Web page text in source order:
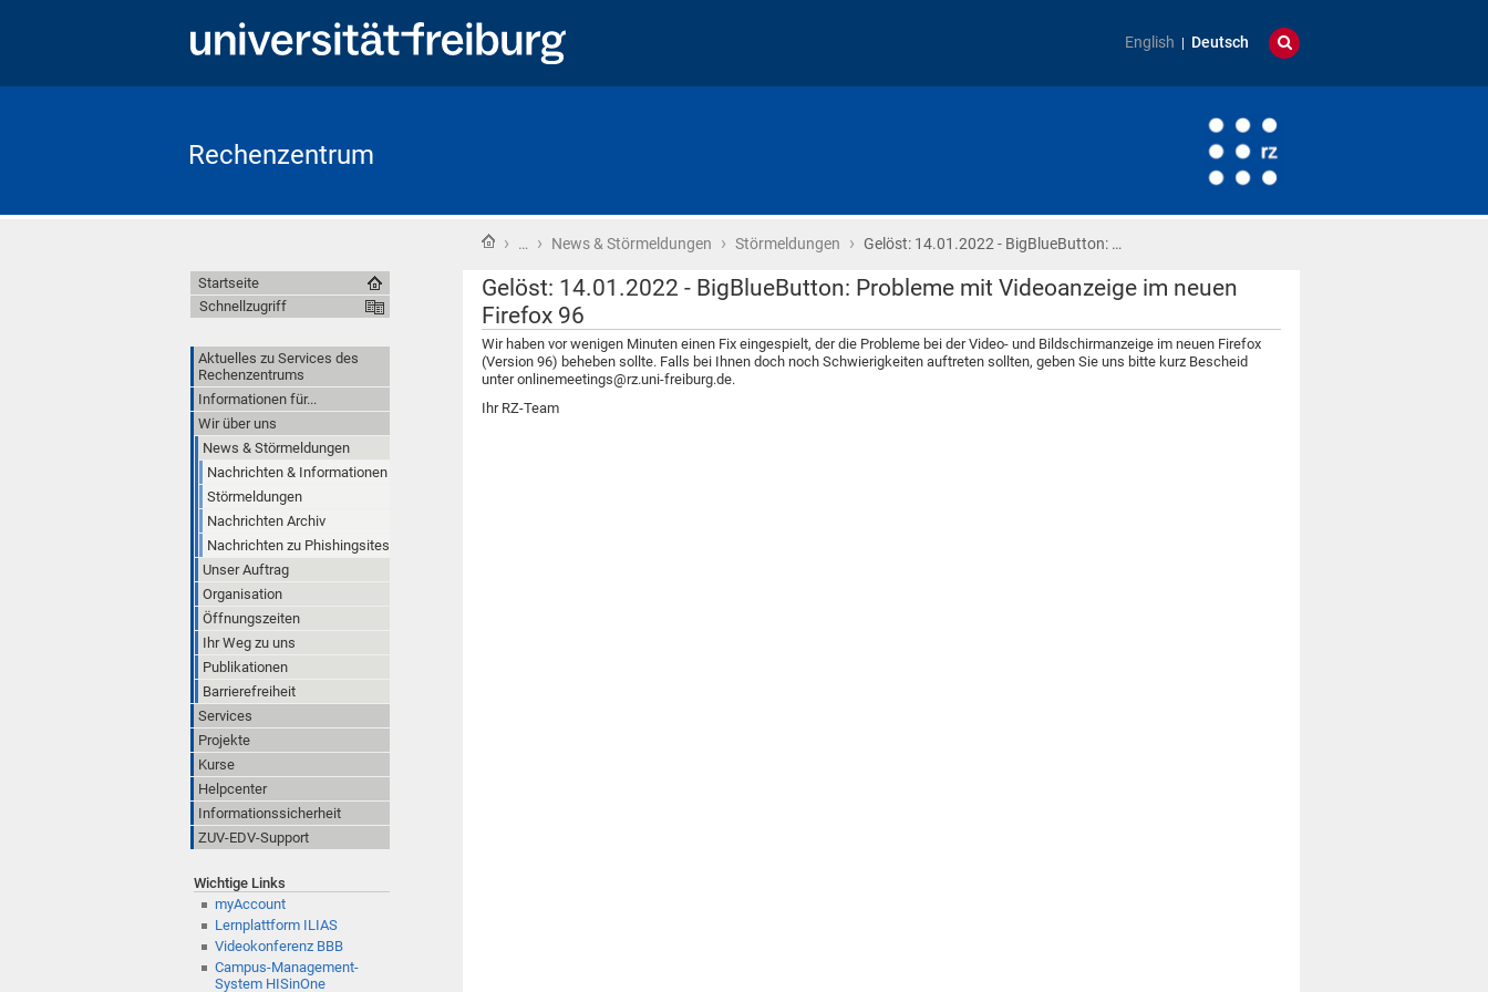
English Deutsch
Rechenzentrum
Startseite
› … › News & Störmeldungen › Störmeldungen › Gelöst: 14.01.2022 - BigBlueButton: …
Gelöst: 14.01.2022 - BigBlueButton: Probleme mit Videoanzeige im neuen
Firefox 96
Wir haben vor wenigen Minuten einen Fix eingespielt, der die Probleme bei der Video- und Bildschirmanzeige im neuen Firefox
(Version 96) beheben sollte. Falls bei Ihnen doch noch Schwierigkeiten auftreten sollten, geben Sie uns bitte kurz Bescheid
unter onlinemeetings@rz.uni-freiburg.de.
Ihr RZ-Team
Startseite
Schnellzugriff
Aktuelles zu Services des
Rechenzentrums
Informationen für...
Wir über uns
News & Störmeldungen
Nachrichten & Informationen
Störmeldungen
Nachrichten Archiv
Nachrichten zu Phishingsites
Unser Auftrag
Organisation
Öffnungszeiten
Ihr Weg zu uns
Publikationen
Barrierefreiheit
Services
Projekte
Kurse
Helpcenter
Informationssicherheit
ZUV-EDV-Support
Wichtige Links
myAccount
Lernplattform ILIAS
Videokonferenz BBB
Campus-Management-
System HISinOne